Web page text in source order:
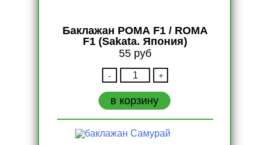
Баклажан РОМА F1 / ROMA
F1 (Sakata. Япония)
55 руб
Количество
Баклажан
РОМА
F1
/
ROMA
F1
(Sakata.
- +
в корзину